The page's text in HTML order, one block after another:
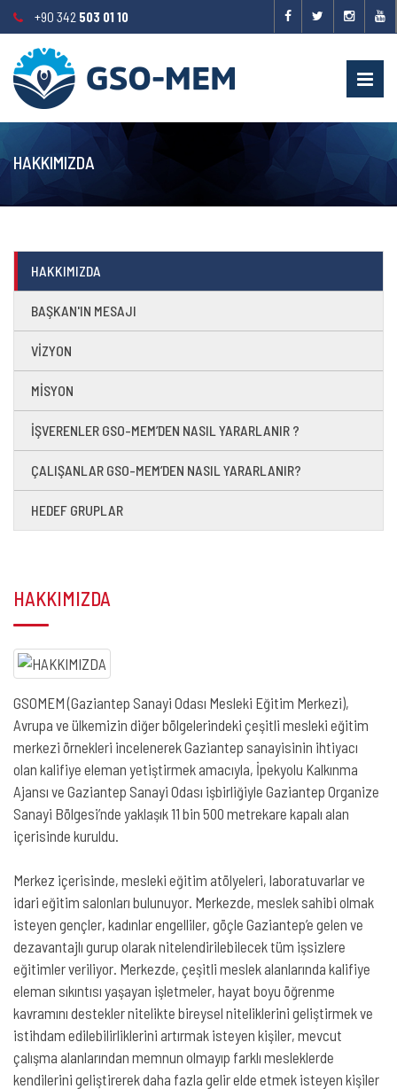
+90 342 503 01 10
HAKKIMIZDA
HAKKIMIZDA
BAŞKAN'IN MESAJI
VİZYON
MİSYON
İŞVERENLER GSO-MEM’DEN NASIL YARARLANIR ?
ÇALIŞANLAR GSO-MEM’DEN NASIL YARARLANIR?
HEDEF GRUPLAR
HAKKIMIZDA
GSOMEM (Gaziantep Sanayi Odası Mesleki Eğitim Merkezi),
Avrupa ve ülkemizin diğer bölgelerindeki çeşitli mesleki eğitim
merkezi örnekleri incelenerek Gaziantep sanayisinin ihtiyacı
olan kalifiye eleman yetiştirmek amacıyla, İpekyolu Kalkınma
Ajansı ve Gaziantep Sanayi Odası işbirliğiyle Gaziantep Organize
Sanayi Bölgesi’nde yaklaşık 11 bin 500 metrekare kapalı alan
içerisinde kuruldu.
Merkez içerisinde, mesleki eğitim atölyeleri, laboratuvarlar ve
idari eğitim salonları bulunuyor. Merkezde, meslek sahibi olmak
isteyen gençler, kadınlar engelliler, göçle Gaziantep’e gelen ve
dezavantajlı gurup olarak nitelendirilebilecek tüm işsizlere
eğitimler veriliyor. Merkezde, çeşitli meslek alanlarında kalifiye
eleman sıkıntısı yaşayan işletmeler, hayat boyu öğrenme
kavramını destekler nitelikte bireysel niteliklerini geliştirmek ve
istihdam edilebilirliklerini artırmak isteyen kişiler, mevcut
çalışma alanlarından memnun olmayıp farklı mesleklerde
kendilerini geliştirerek daha fazla gelir elde etmek isteyen kişiler